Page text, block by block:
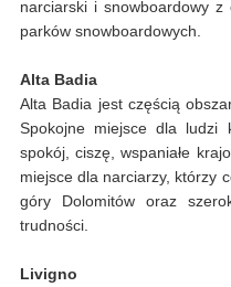
narciarski i snowboardowy
parków snowboardowych.
Alta Badia
Alta Badia jest częścią
Spokojne miejsce dla ludzi
spokój, ciszę, wspaniałe
miejsce dla narciarzy, którzy
góry Dolomitów oraz
trudności.
Livigno